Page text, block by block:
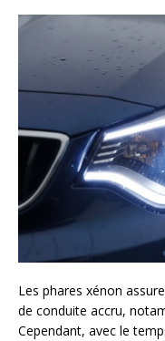
Les phares xénon
de conduite accru,
Cependant, avec le